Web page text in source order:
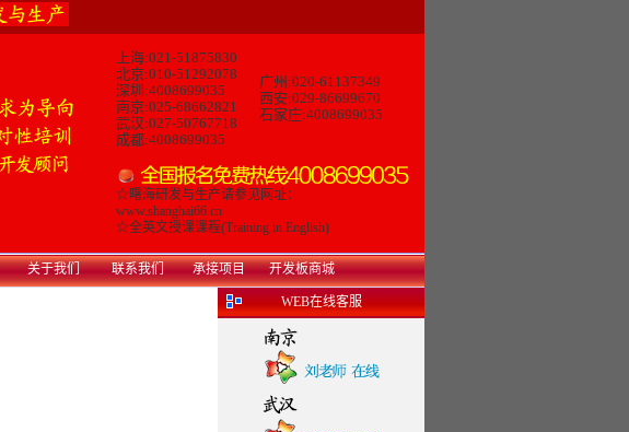
上海:021-51875830
北京:010-51292078
深圳:4008699035
南京:025-68662821
武汉:027-50767718
成都:4008699035
广州:020-61137349
西安:029-86699670
石家庄:4008699035
☆曙海研发与生产请参见网址：
www.shanghai66.cn
☆全英文授课课程(Training in English)
关于我们 联系我们 承接项目 开发板商城
WEB在线客服